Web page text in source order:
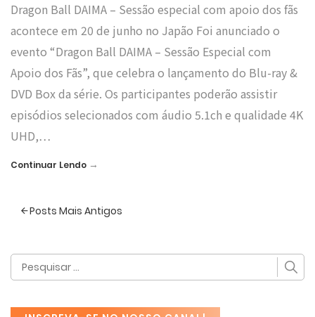
Dragon Ball DAIMA – Sessão especial com apoio dos fãs
acontece em 20 de junho no Japão Foi anunciado o
evento “Dragon Ball DAIMA – Sessão Especial com
Apoio dos Fãs”, que celebra o lançamento do Blu-ray &
DVD Box da série. Os participantes poderão assistir
episódios selecionados com áudio 5.1ch e qualidade 4K
UHD,…
Continuar Lendo →
Posts Mais Antigos